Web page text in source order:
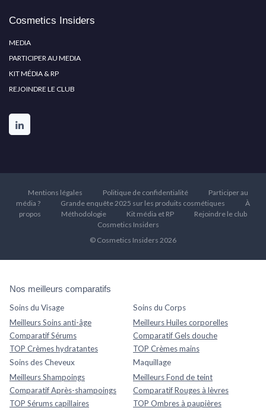
Cosmetics Insiders
MEDIA
PARTICIPER AU MEDIA
KIT MÉDIA & RP
REJOINDRE LE CLUB
Mentions légales Politique de confidentialité
Participer au
média ?
Grande enquête 2025 sur les produits cosmétiques
À
propos
Méthodologie Kit média et RP
Rejoindre le club
Cosmetics Insiders
© Cosmetics Insiders 2026
Nos meilleurs comparatifs
Soins du Visage
Meilleurs Soins anti-âge
Comparatif Sérums
TOP Crèmes hydratantes
Soins du Corps
Meilleurs Huiles corporelles
Comparatif Gels douche
TOP Crèmes mains
Soins des Cheveux
Meilleurs Shampoings
Comparatif Après-shampoings
TOP Sérums capillaires
Maquillage
Meilleurs Fond de teint
Comparatif Rouges à lèvres
TOP Ombres à paupières